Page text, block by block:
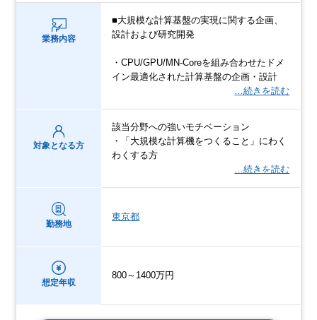
業務内容
■大規模な計算基盤の実現に関する企画、
設計および研究開発
・CPU/GPU/MN-Coreを組み合わせたドメ
イン最適化された計算基盤の企画・設計
…続きを読む
対象となる方
該当分野への強いモチベーション
・「大規模な計算機をつくること」にわく
わくする方
…続きを読む
勤務地
東京都
想定年収
800～1400万円